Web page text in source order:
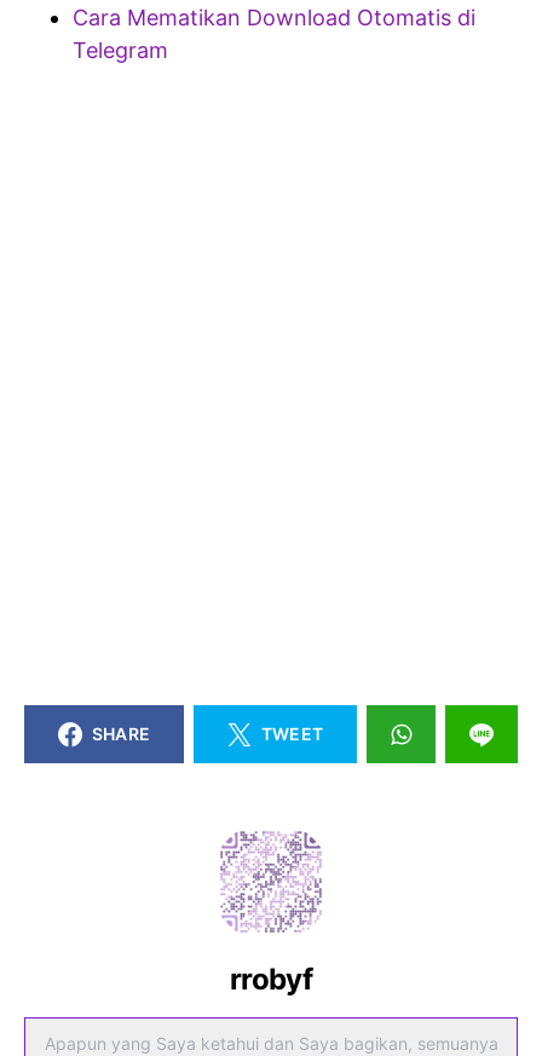
Cara Mematikan Download Otomatis di
Telegram
SHARE TWEET
rrobyf
Apapun yang Saya ketahui dan Saya bagikan, semuanya